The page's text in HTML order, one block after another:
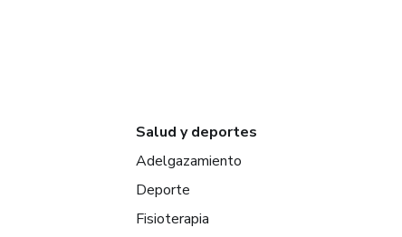
Salud y deportes
Adelgazamiento
Deporte
Fisioterapia